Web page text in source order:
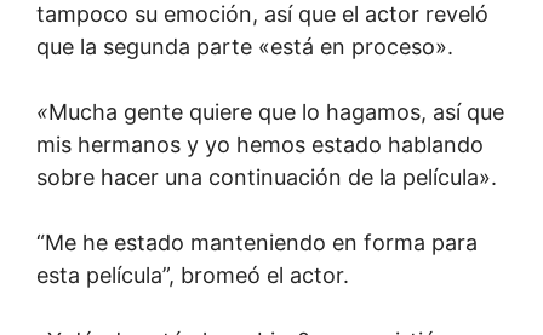
tampoco su emoción, así que el actor reveló
que la segunda parte «está en proceso».
«Mucha gente quiere que lo hagamos, así que
mis hermanos y yo hemos estado hablando
sobre hacer una continuación de la película».
“Me he estado manteniendo en forma para
esta película”, bromeó el actor.